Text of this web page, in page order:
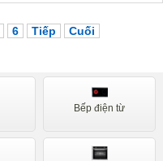
6 Tiếp Cuối
Bếp điện từ